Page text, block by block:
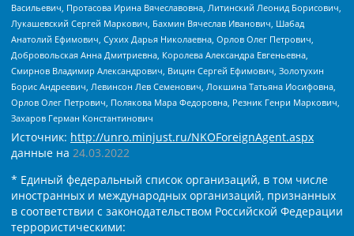
Васильевич, Протасова Ирина Вячеславовна, Литинский Леонид Борисович,
Лукашевский Сергей Маркович, Бахмин Вячеслав Иванович, Шабад
Анатолий Ефимович, Сухих Дарья Николаевна, Орлов Олег Петрович,
Добровольская Анна Дмитриевна, Королева Александра Евгеньевна,
Смирнов Владимир Александрович, Вицин Сергей Ефимович, Золотухин
Борис Андреевич, Левинсон Лев Семенович, Локшина Татьяна Иосифовна,
Орлов Олег Петрович, Полякова Мара Федоровна, Резник Генри Маркович,
Захаров Герман Константинович
Источник: http://unro.minjust.ru/NKOForeignAgent.aspx
данные на 24.03.2022
* Единый федеральный список организаций, в том числе
иностранных и международных организаций, признанных
в соответствии с законодательством Российской Федерации
террористическими: